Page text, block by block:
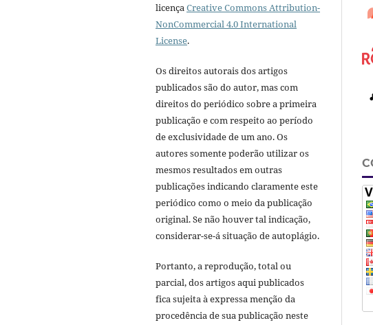
licençaCreative Commons Attribution-
NonCommercial 4.0 International
License.
Os direitos autorais dos artigos
publicados são do autor, mas com
direitos do periódico sobre a primeira
publicação e com respeito ao período
de exclusividade de um ano. Os
autores somente poderão utilizar os
mesmos resultados em outras
publicações indicando claramente este
periódico como o meio da publicação
original. Se não houver tal indicação,
considerar-se-á situação de autoplágio.
Portanto, a reprodução, total ou
parcial, dos artigos aqui publicados
fica sujeita à expressa menção da
procedência de sua publicação neste